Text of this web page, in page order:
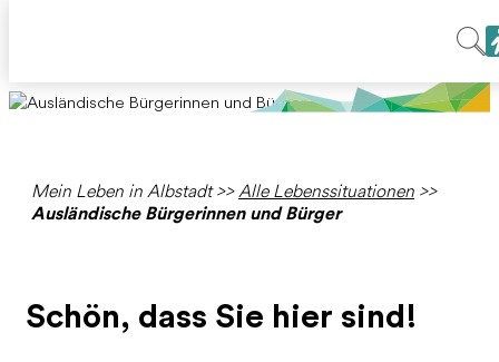
Mein Leben in Albstadt>>Alle Lebenssituationen >>
Ausländische Bürgerinnen und Bürger
Schön, dass Sie hier sind!